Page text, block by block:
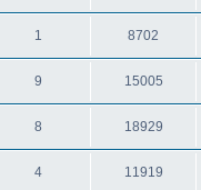
1 8702
9 15005
8 18929
4 11919